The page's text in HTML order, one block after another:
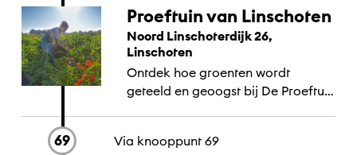
Proeftuin van Linschoten
Noord Linschoterdijk 26,
Linschoten
Ontdek hoe groenten wordt
geteeld en geoogst bij De Proeftuin
het land.
69 Via knooppunt 69